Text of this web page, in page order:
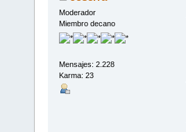
Moderador
Miembro decano
Mensajes: 2.228
Karma: 23